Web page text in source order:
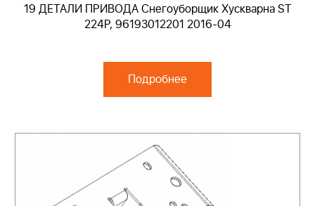
19 ДЕТАЛИ ПРИВОДА Снегоуборщик Хускварна ST
224P, 96193012201 2016-04
Подробнее